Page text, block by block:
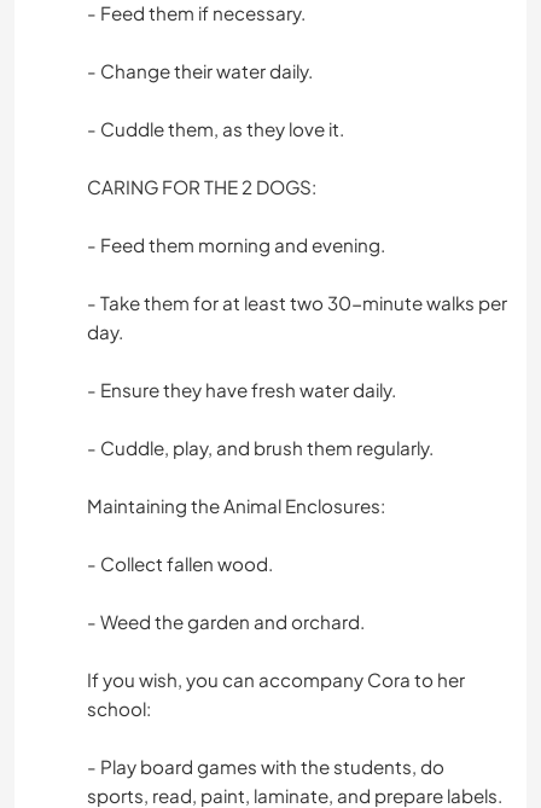
- Feed them if necessary.
- Change their water daily.
- Cuddle them, as they love it.
CARING FOR THE 2 DOGS:
- Feed them morning and evening.
- Take them for at least two 30-minute walks per
day.
- Ensure they have fresh water daily.
- Cuddle, play, and brush them regularly.
Maintaining the Animal Enclosures:
- Collect fallen wood.
- Weed the garden and orchard.
If you wish, you can accompany Cora to her
school:
- Play board games with the students, do
sports, read, paint, laminate, and prepare labels.